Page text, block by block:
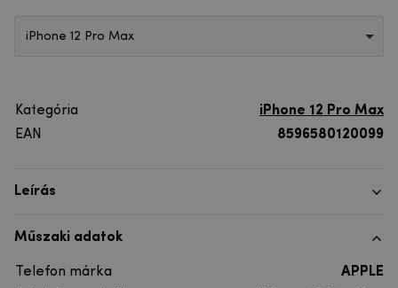
iPhone 12 Pro Max
Kategória
iPhone 12 Pro Max
EAN
8596580120099
Leírás
Műszaki adatok
Telefon márka
APPLE